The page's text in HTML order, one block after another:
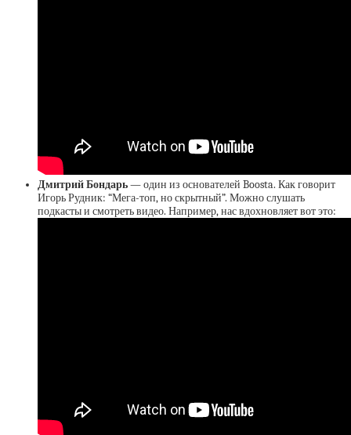
Дмитрий Бондарь— один из основателей Boosta. Как говорит
Игорь Рудник: “Мега-топ, но скрытный”. Можно слушать
подкасты и смотреть видео. Например, нас вдохновляет вот это: